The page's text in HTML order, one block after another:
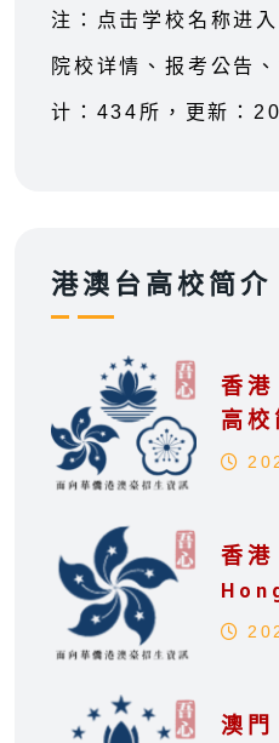
注：点击学校名称进
院校详情、报考公告
计：434所，更新：
港澳台高校简介
香港
高校
香港
澳門